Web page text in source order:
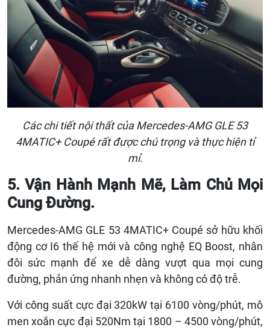
Các chi tiết nội thất của Mercedes-AMG GLE 53
4MATIC+ Coupé rất được chú trọng và thực hiện tỉ
mỉ.
5. Vận Hành Mạnh Mẽ, Làm Chủ Mọi
Cung Đường.
Mercedes-AMG GLE 53 4MATIC+ Coupé sở hữu khối
động cơ I6 thế hệ mới và công nghệ EQ Boost, nhân
đôi sức mạnh để xe dễ dàng vượt qua mọi cung
đường, phản ứng nhanh nhẹn và không có độ trễ.
Với công suất cực đại 320kW tại 6100 vòng/phút, mô
men xoắn cực đại 520Nm tại 1800 – 4500 vòng/phút,